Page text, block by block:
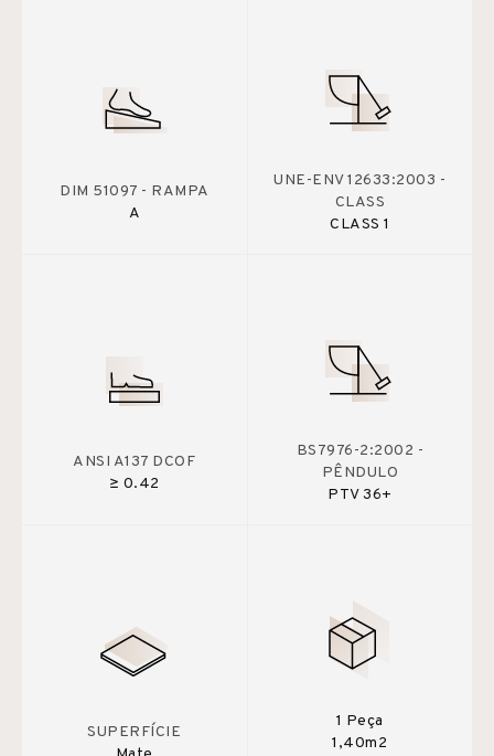
DIM 51097 - RAMPA
A
UNE-ENV 12633:2003 -
CLASS
CLASS 1
ANSI A137 DCOF
≥ 0.42
BS7976-2:2002 -
PÊNDULO
PTV 36+
SUPERFÍCIE
1 Peça
1,40m2